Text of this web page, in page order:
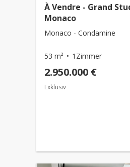
À Vendre - Grand
Monaco
Monaco - Condamine
53 m² 1Zimmer
2.950.000 €
Exklusiv